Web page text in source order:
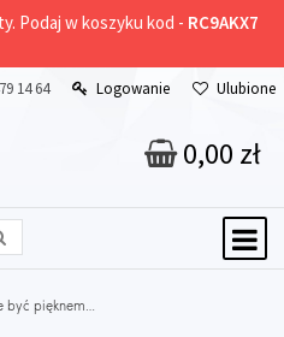
Podaj w koszyku kod - RC9AKX7
14 64 Logowanie Ulubione
0,00 zł
być pięknem…